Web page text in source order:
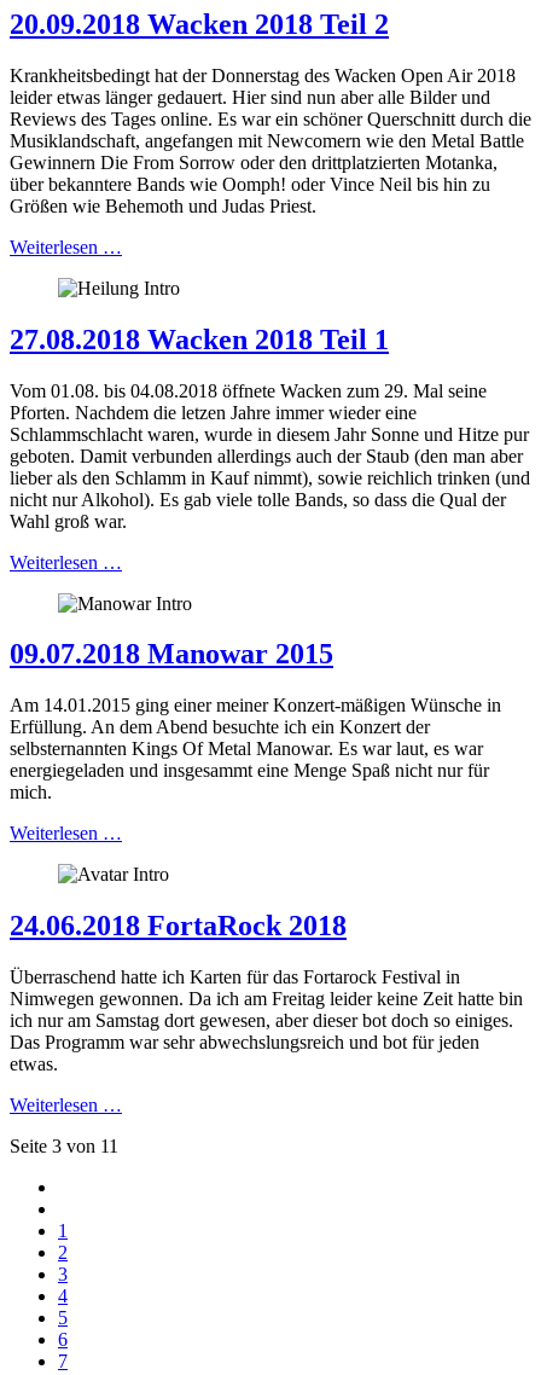
20.09.2018 Wacken 2018 Teil 2
Krankheitsbedingt hat der Donnerstag des Wacken Open Air 2018
leider etwas länger gedauert. Hier sind nun aber alle Bilder und
Reviews des Tages online. Es war ein schöner Querschnitt durch die
Musiklandschaft, angefangen mit Newcomern wie den Metal Battle
Gewinnern Die From Sorrow oder den drittplatzierten Motanka,
über bekanntere Bands wie Oomph! oder Vince Neil bis hin zu
Größen wie Behemoth und Judas Priest.
Weiterlesen …
27.08.2018 Wacken 2018 Teil 1
Vom 01.08. bis 04.08.2018 öffnete Wacken zum 29. Mal seine
Pforten. Nachdem die letzen Jahre immer wieder eine
Schlammschlacht waren, wurde in diesem Jahr Sonne und Hitze pur
geboten. Damit verbunden allerdings auch der Staub (den man aber
lieber als den Schlamm in Kauf nimmt), sowie reichlich trinken (und
nicht nur Alkohol). Es gab viele tolle Bands, so dass die Qual der
Wahl groß war.
Weiterlesen …
09.07.2018 Manowar 2015
Am 14.01.2015 ging einer meiner Konzert-mäßigen Wünsche in
Erfüllung. An dem Abend besuchte ich ein Konzert der
selbsternannten Kings Of Metal Manowar. Es war laut, es war
energiegeladen und insgesammt eine Menge Spaß nicht nur für
mich.
Weiterlesen …
24.06.2018 FortaRock 2018
Überraschend hatte ich Karten für das Fortarock Festival in
Nimwegen gewonnen. Da ich am Freitag leider keine Zeit hatte bin
ich nur am Samstag dort gewesen, aber dieser bot doch so einiges.
Das Programm war sehr abwechslungsreich und bot für jeden
etwas.
Weiterlesen …
Seite 3 von 11
1
2
3
4
5
6
7